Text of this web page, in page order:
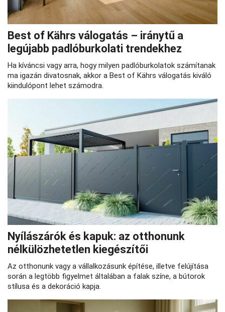
Best of Kährs válogatás – iránytű a
legújabb padlóburkolati trendekhez
Ha kíváncsi vagy arra, hogy milyen padlóburkolatok számítanak
ma igazán divatosnak, akkor a Best of Kährs válogatás kiváló
kiindulópont lehet számodra.
Nyílászárók és kapuk: az otthonunk
nélkülözhetetlen kiegészítői
Az otthonunk vagy a vállalkozásunk építése, illetve felújítása
során a legtöbb figyelmet általában a falak színe, a bútorok
stílusa és a dekoráció kapja.